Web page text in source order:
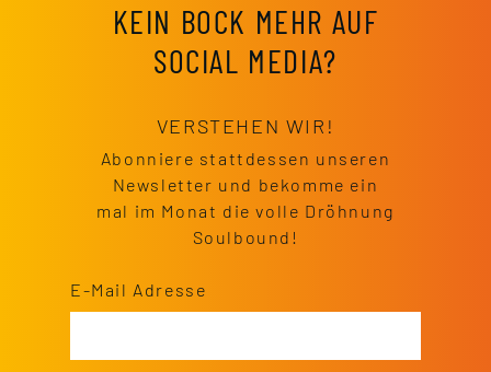
KEIN BOCK MEHR AUF
SOCIAL MEDIA?
VERSTEHEN WIR!
Abonniere stattdessen unseren
Newsletter und bekomme ein
mal im Monat die volle Dröhnung
Soulbound!
E-Mail Adresse